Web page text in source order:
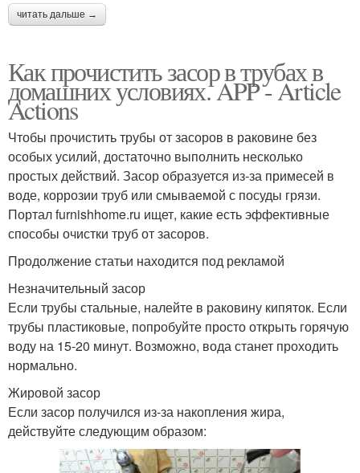
читать дальше →
Как прочистить засор в трубах в
домашних условиях. APP - Article
Actions
Чтобы прочистить трубы от засоров в раковине без
особых усилий, достаточно выполнить несколько
простых действий. Засор образуется из-за примесей в
воде, коррозии труб или смываемой с посуды грязи.
Портал furnishhome.ru ищет, какие есть эффективные
способы очистки труб от засоров.
Продолжение статьи находится под рекламой
Незначительный засор
Если трубы стальные, налейте в раковину кипяток. Если
трубы пластиковые, попробуйте просто открыть горячую
воду на 15-20 минут. Возможно, вода станет проходить
нормально.
Жировой засор
Если засор получился из-за накопления жира,
действуйте следующим образом: